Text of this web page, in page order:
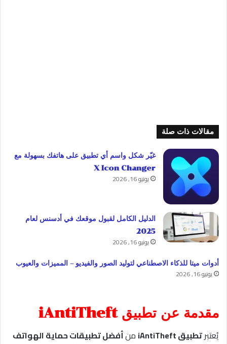
مقالات ذات صلة
غيّر شكل واسم أي تطبيق على هاتفك بسهولة مع
X Icon Changer
يونيو 16, 2026
الدليل الكامل لقبول موقعك في أدسنس لعام
2025
يونيو 16, 2026
أدوات ميتا للذكاء الاصطناعي لتوليد الصور والفيديو – المميزات والعيوب
يونيو 16, 2026
مقدمة عن تطبيق iAntiTheft
يُعتبرتطبيق iAntiTheft منأفضل تطبيقات حماية الهواتف